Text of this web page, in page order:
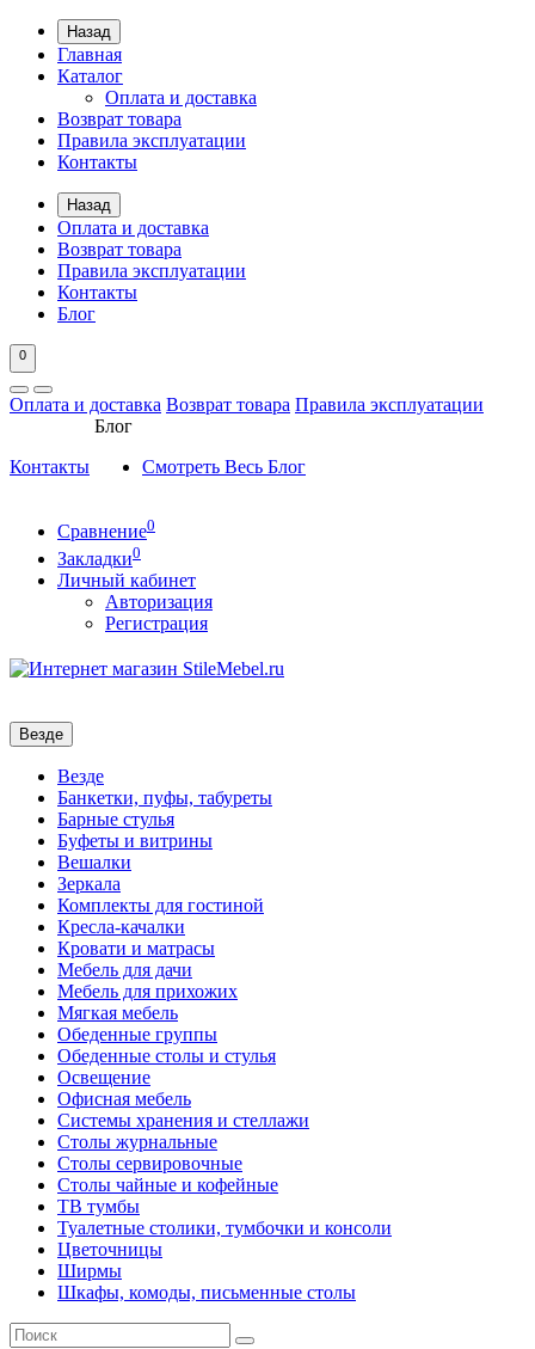
Назад
Главная
Каталог
Оплата и доставка
Возврат товара
Правила эксплуатации
Контакты
Назад
Оплата и доставка
Возврат товара
Правила эксплуатации
Контакты
Блог
0
Оплата и доставка Возврат товара Правила эксплуатации
Контакты
Блог
Смотреть Весь Блог
Сравнение0
Закладки0
Личный кабинет
Авторизация
Регистрация
Везде
Везде
Банкетки, пуфы, табуреты
Барные стулья
Буфеты и витрины
Вешалки
Зеркала
Комплекты для гостиной
Кресла-качалки
Кровати и матрасы
Мебель для дачи
Мебель для прихожих
Мягкая мебель
Обеденные группы
Обеденные столы и стулья
Освещение
Офисная мебель
Системы хранения и стеллажи
Столы журнальные
Столы сервировочные
Столы чайные и кофейные
ТВ тумбы
Туалетные столики, тумбочки и консоли
Цветочницы
Ширмы
Шкафы, комоды, письменные столы